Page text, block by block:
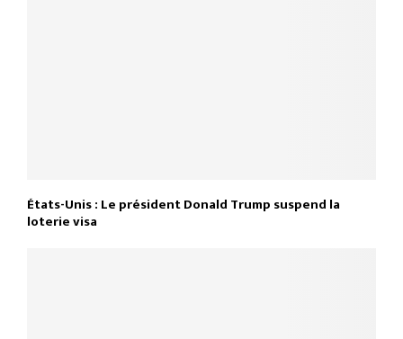
États-Unis : Le président Donald Trump suspend la
loterie visa